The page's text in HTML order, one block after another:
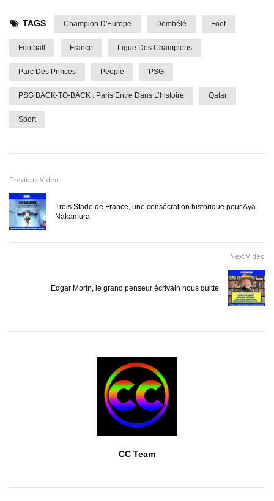
TAGS Champion D'Europe Dembélé Foot
Football France Ligue Des Champions
Parc Des Princes People PSG
PSG BACK-TO-BACK : Paris Entre Dans L’histoire Qatar
Sport
Previous Video
Trois Stade de France, une consécration historique pour Aya
Nakamura
Next Video
Edgar Morin, le grand penseur écrivain nous quitte
CC Team